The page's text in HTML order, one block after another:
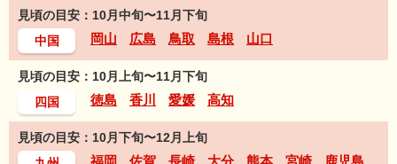
見頃の目安：10月中旬〜11月下旬
中国
岡山 広島 鳥取 島根 山口
見頃の目安：10月上旬〜11月下旬
四国
徳島 香川 愛媛 高知
見頃の目安：10月下旬〜12月上旬
福岡 佐賀 長崎 大分 熊本 宮崎 鹿児島